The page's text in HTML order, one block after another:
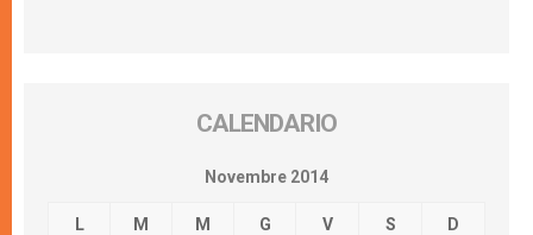
CALENDARIO
Novembre 2014
L M M G V S D